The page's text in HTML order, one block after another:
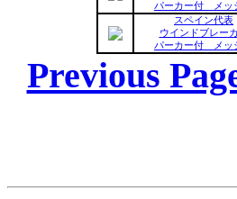
パーカー付 メッ
スペイン代表
ウインドブレー
パーカー付 メッ
Previous